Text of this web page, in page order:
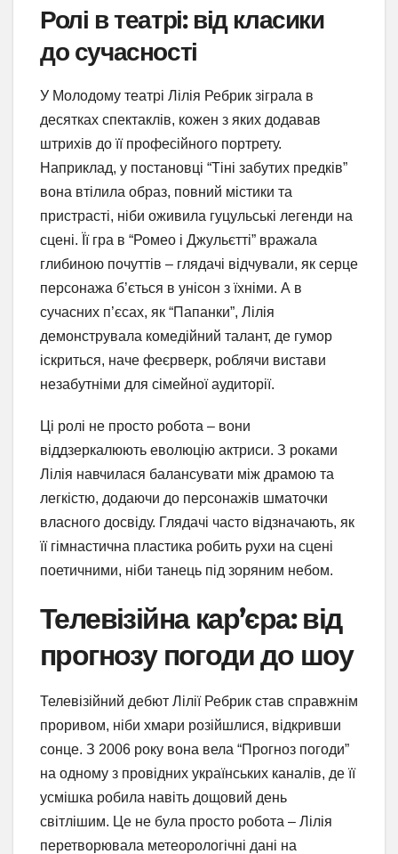
Ролі в театрі: від класики
до сучасності
У Молодому театрі Лілія Ребрик зіграла в
десятках спектаклів, кожен з яких додавав
штрихів до її професійного портрету.
Наприклад, у постановці “Тіні забутих предків”
вона втілила образ, повний містики та
пристрасті, ніби оживила гуцульські легенди на
сцені. Її гра в “Ромео і Джульєтті” вражала
глибиною почуттів – глядачі відчували, як серце
персонажа б’ється в унісон з їхніми. А в
сучасних п’єсах, як “Папанки”, Лілія
демонструвала комедійний талант, де гумор
іскриться, наче феєрверк, роблячи вистави
незабутніми для сімейної аудиторії.
Ці ролі не просто робота – вони
віддзеркалюють еволюцію актриси. З роками
Лілія навчилася балансувати між драмою та
легкістю, додаючи до персонажів шматочки
власного досвіду. Глядачі часто відзначають, як
її гімнастична пластика робить рухи на сцені
поетичними, ніби танець під зоряним небом.
Телевізійна кар’єра: від
прогнозу погоди до шоу
Телевізійний дебют Лілії Ребрик став справжнім
проривом, ніби хмари розійшлися, відкривши
сонце. З 2006 року вона вела “Прогноз погоди”
на одному з провідних українських каналів, де її
усмішка робила навіть дощовий день
світлішим. Це не була просто робота – Лілія
перетворювала метеорологічні дані на